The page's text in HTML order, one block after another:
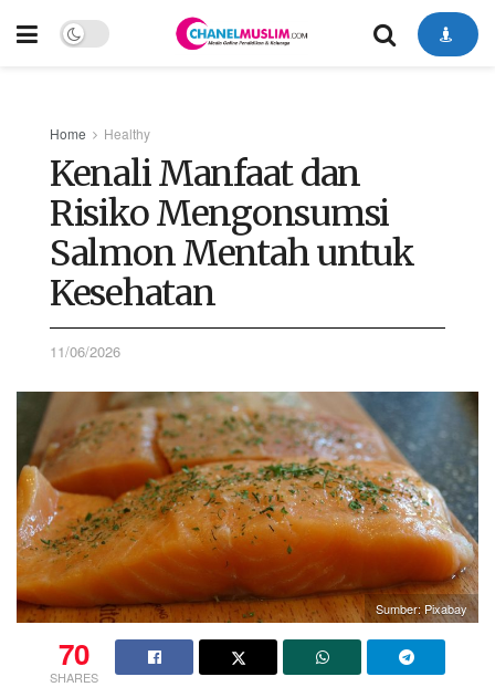
Home Healthy
Kenali Manfaat dan
Risiko Mengonsumsi
Salmon Mentah untuk
Kesehatan
11/06/2026
Sumber: Pixabay
70
SHARES